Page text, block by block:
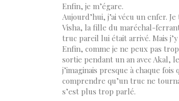
Enfin, je m’égare.
Aujourd’hui, j’ai vécu un enfer.
Visha, la fille du maréchal-
truc pareil lui était arrivé. Mais
Enfin, comme je ne peux pas
sortie pendant un an avec Akal,
j’imaginais presque à chaque fois
comprendre qu’un truc ne
s’est plus trop parlé.